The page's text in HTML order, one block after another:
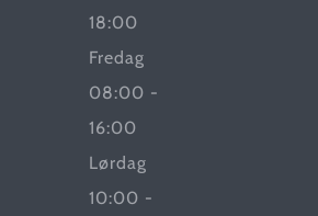
18:00
Fredag
08:00 -
16:00
Lørdag
10:00 -